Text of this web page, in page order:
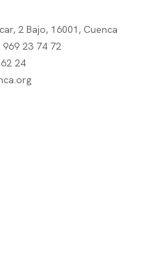
2 Bajo, 16001, Cuenca
23 74 72
24